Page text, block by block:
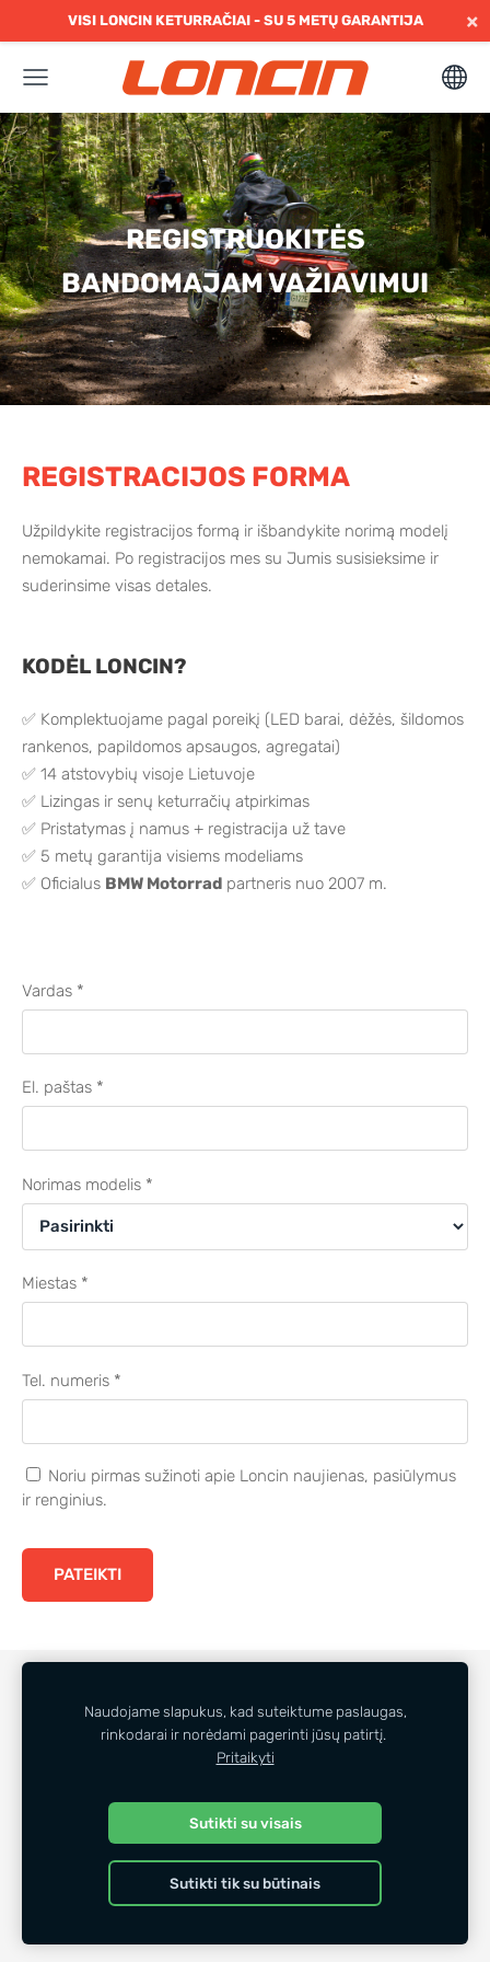
VISI LONCIN KETURRAČIAI - SU 5 METŲ GARANTIJA ×
REGISTRUOKITĖS
BANDOMAJAM VAŽIAVIMUI
REGISTRACIJOS FORMA
Užpildykite registracijos formą ir išbandykite norimą modelį
nemokamai. Po registracijos mes su Jumis susisieksime ir
suderinsime visas detales.
KODĖL LONCIN?
✅ Komplektuojame pagal poreikį (LED barai, dėžės, šildomos
rankenos, papildomos apsaugos, agregatai)
✅ 14 atstovybių visoje Lietuvoje
✅ Lizingas ir senų keturračių atpirkimas
✅ Pristatymas į namus + registracija už tave
✅ 5 metų garantija visiems modeliams
✅ Oficialus BMW Motorrad partneris nuo 2007 m.
Vardas *
El. paštas *
Norimas modelis *
Miestas *
Tel. numeris *
Noriu pirmas sužinoti apie Loncin naujienas, pasiūlymus
ir renginius.
Privatumo politika
Slapukų politika
Naudojame slapukus, kad suteiktume paslaugas,
rinkodarai ir norėdami pagerinti jūsų patirtį.
Pritaikyti
Sutikti su visais
Sutikti tik su būtinais